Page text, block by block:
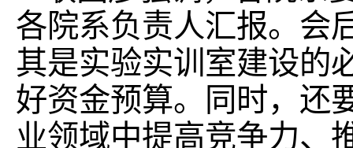
各院系负责人汇报。会
其是实验实训室建设的
好资金预算。同时，还
业领域中提高竞争力、